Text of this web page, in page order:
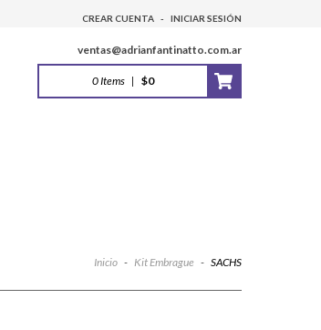
CREAR CUENTA - INICIAR SESIÓN
ventas@adrianfantinatto.com.ar
0Items | $0
Inicio - Kit Embrague - SACHS